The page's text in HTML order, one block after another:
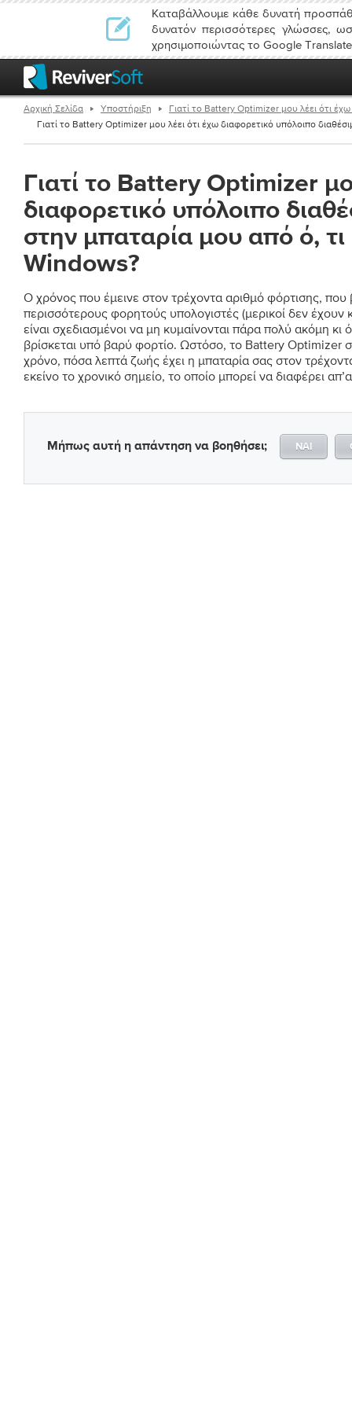
Καταβάλλουμε κάθε δυνατή
δυνατόν περισσότερες γλώσσες,
χρησιμοποιώντας το Google
Αρχική Σελίδα Υποστήριξη
Γιατί το Battery Optimizer μου λέει ότι
Γιατί το Battery Optimizer μου λέει ότι έχω διαφορετικό υπόλοιπο
Γιατί το Battery Optimizer
διαφορετικό υπόλοιπο
στην μπαταρία μου από ό, τι
Windows?
Ο χρόνος που έμεινε στον τρέχοντα αριθμό φόρτισης, που
περισσότερους φορητούς υπολογιστές (μερικοί δεν
είναι σχεδιασμένοι να μη κυμαίνονται πάρα πολύ ακόμη κι
βρίσκεται υπό βαρύ φορτίο. Ωστόσο, το Battery Optimizer
χρόνο, πόσα λεπτά ζωής έχει η μπαταρία σας στον
εκείνο το χρονικό σημείο, το οποίο μπορεί να διαφέρει
Μήπως αυτή η απάντηση να βοηθήσει; ΝΑΊ